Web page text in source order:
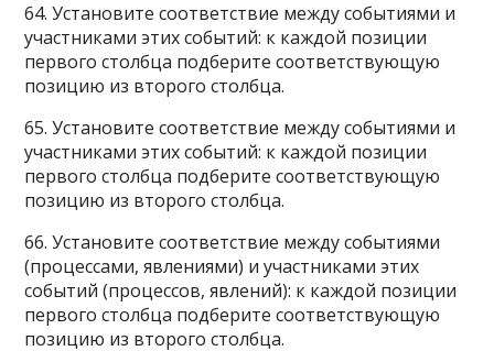
64. Установите соответствие между событиями и
участниками этих событий: к каждой позиции
первого столбца подберите соответствующую
позицию из второго столбца.
65. Установите соответствие между событиями и
участниками этих событий: к каждой позиции
первого столбца подберите соответствующую
позицию из второго столбца.
66. Установите соответствие между событиями
(процессами, явлениями) и участниками этих
событий (процессов, явлений): к каждой позиции
первого столбца подберите соответствующую
позицию из второго столбца.